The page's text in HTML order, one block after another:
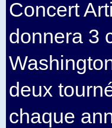
Concert
donnera 3
deux
chaque